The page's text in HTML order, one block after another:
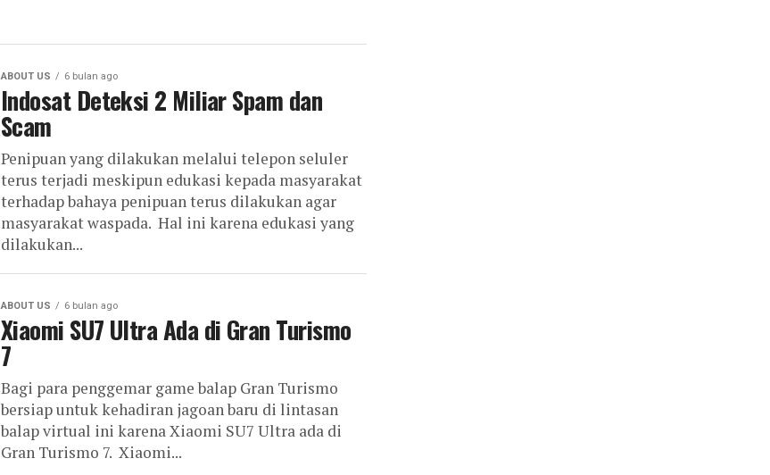
ABOUT US 6 bulan ago
Indosat Deteksi 2 Miliar Spam dan
Scam
Penipuan yang dilakukan melalui telepon seluler
terus terjadi meskipun edukasi kepada masyarakat
terhadap bahaya penipuan terus dilakukan agar
masyarakat waspada. Hal ini karena edukasi yang
dilakukan...
ABOUT US 6 bulan ago
Xiaomi SU7 Ultra Ada di Gran Turismo
7
Bagi para penggemar game balap Gran Turismo
bersiap untuk kehadiran jagoan baru di lintasan
balap virtual ini karena Xiaomi SU7 Ultra ada di
Gran Turismo 7. Xiaomi...